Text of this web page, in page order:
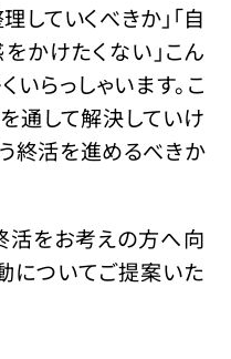
していくべきか」「自
かけたくない」こん
らっしゃいます。こ
通して解決していけ
終活を進めるべきか
活をお考えの方へ向
についてご提案いた